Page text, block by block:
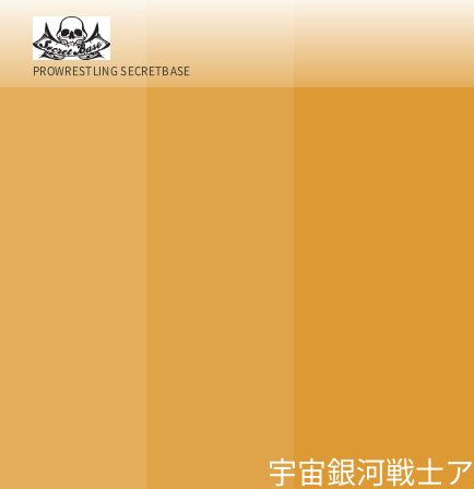
PROWRESTLING SECRETBASE
宇宙銀河戦士